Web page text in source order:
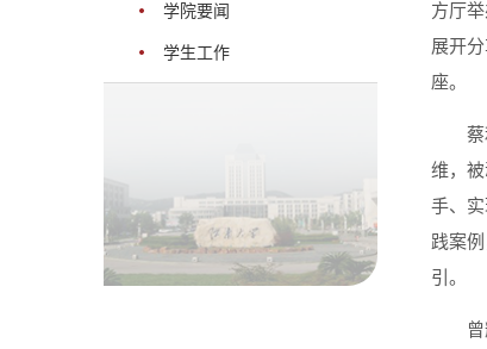
学院要闻
学生工作
方厅
展开
座。
维，
手、
践案
引。